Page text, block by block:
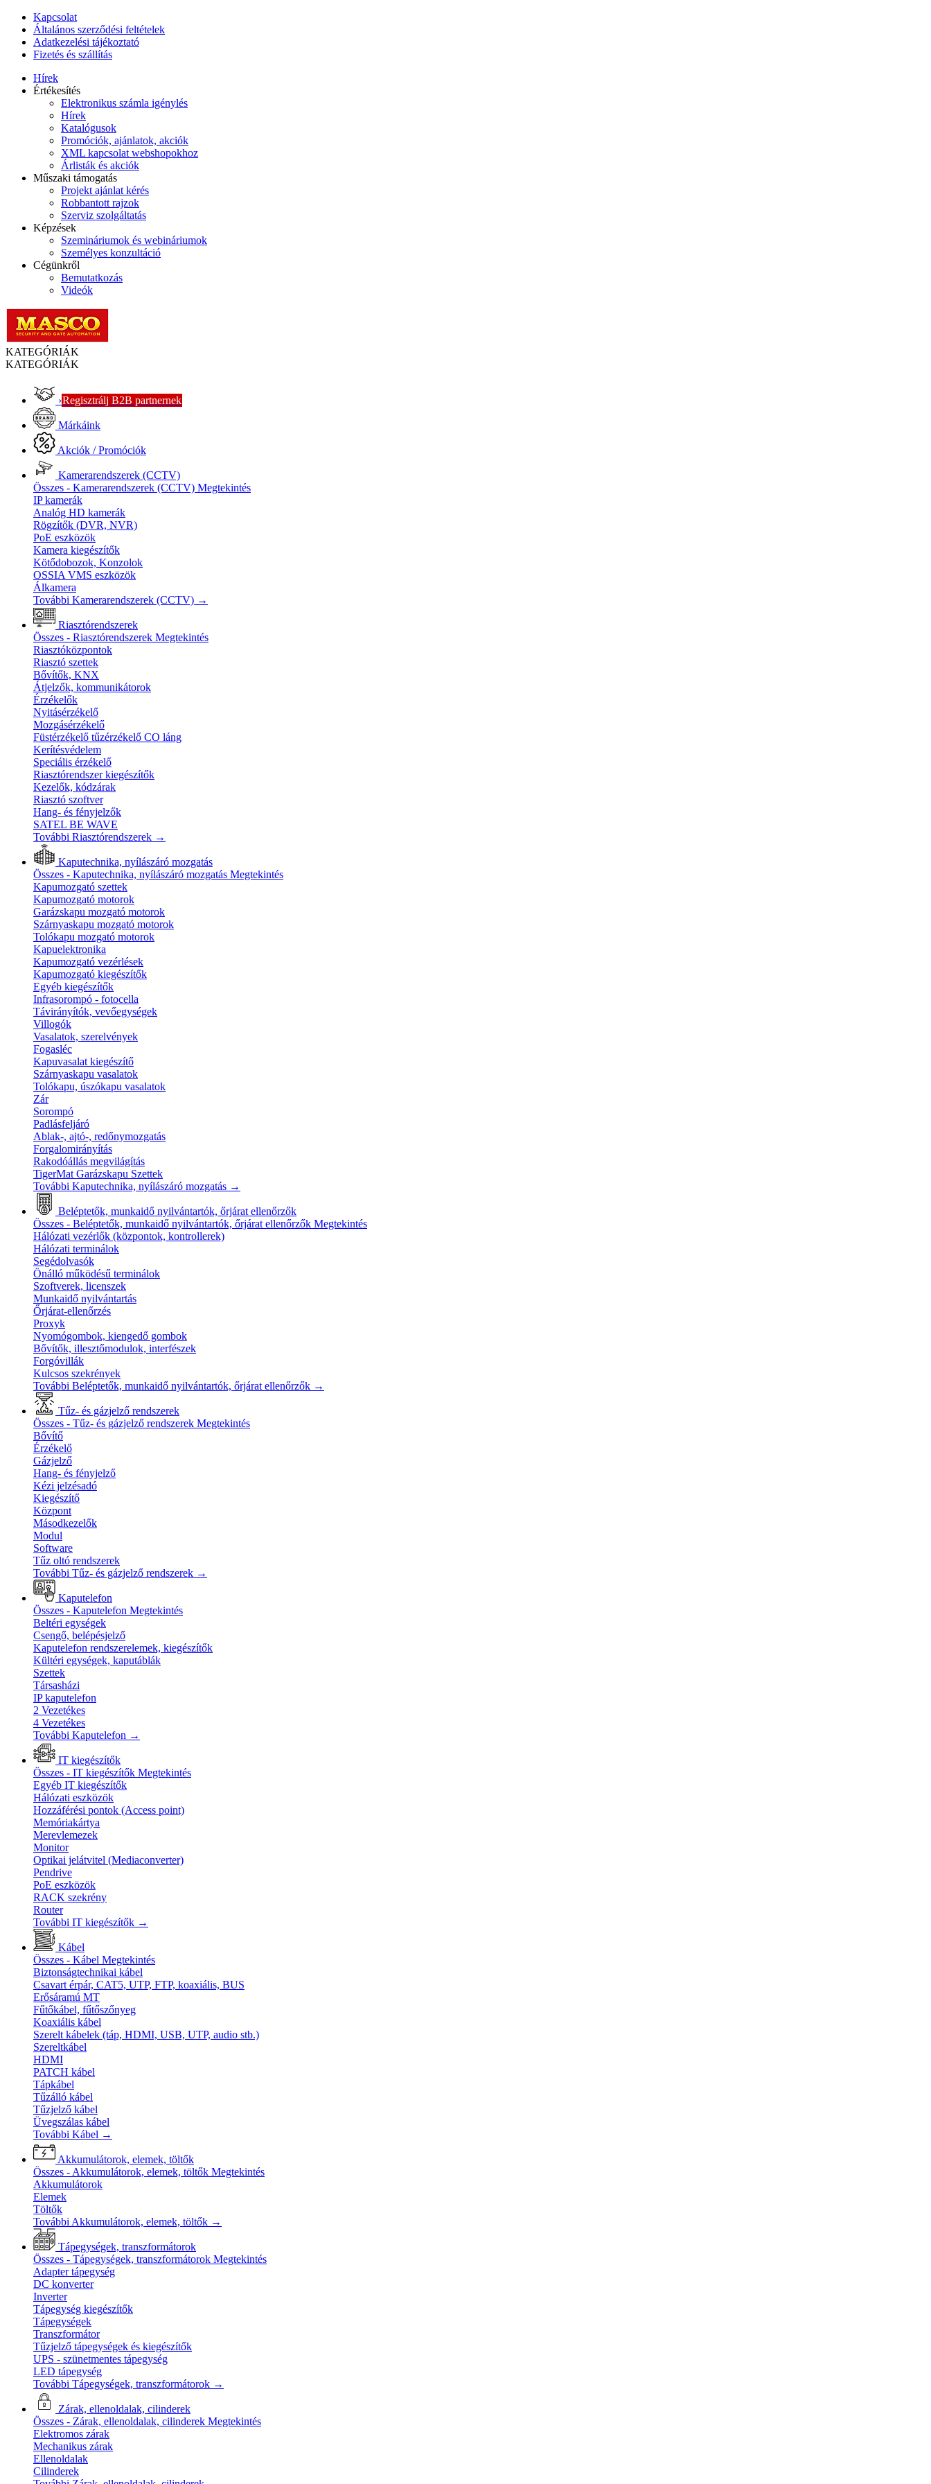
Kapcsolat
Általános szerződési feltételek
Adatkezelési tájékoztató
Fizetés és szállítás
Hírek
Értékesítés
Elektronikus számla igénylés
Hírek
Katalógusok
Promóciók, ajánlatok, akciók
XML kapcsolat webshopokhoz
Árlisták és akciók
Műszaki támogatás
Projekt ajánlat kérés
Robbantott rajzok
Szerviz szolgáltatás
Képzések
Szemináriumok és webináriumok
Személyes konzultáció
Cégünkről
Bemutatkozás
Videók
KATEGÓRIÁK
KATEGÓRIÁK
›Regisztrálj B2B partnernek
Márkáink
Akciók / Promóciók
Kamerarendszerek (CCTV)
Összes - Kamerarendszerek (CCTV) Megtekintés
IP kamerák
Analóg HD kamerák
Rögzítők (DVR, NVR)
PoE eszközök
Kamera kiegészítők
Kötődobozok, Konzolok
OSSIA VMS eszközök
Álkamera
További Kamerarendszerek (CCTV) →
Riasztórendszerek
Összes - Riasztórendszerek Megtekintés
Riasztóközpontok
Riasztó szettek
Bővítők, KNX
Átjelzők, kommunikátorok
Érzékelők
Nyitásérzékelő
Mozgásérzékelő
Füstérzékelő tűzérzékelő CO láng
Kerítésvédelem
Speciális érzékelő
Riasztórendszer kiegészítők
Kezelők, kódzárak
Riasztó szoftver
Hang- és fényjelzők
SATEL BE WAVE
További Riasztórendszerek →
Kaputechnika, nyílászáró mozgatás
Összes - Kaputechnika, nyílászáró mozgatás Megtekintés
Kapumozgató szettek
Kapumozgató motorok
Garázskapu mozgató motorok
Szárnyaskapu mozgató motorok
Tolókapu mozgató motorok
Kapuelektronika
Kapumozgató vezérlések
Kapumozgató kiegészítők
Egyéb kiegészítők
Infrasorompó - fotocella
Távirányítók, vevőegységek
Villogók
Vasalatok, szerelvények
Fogasléc
Kapuvasalat kiegészítő
Szárnyaskapu vasalatok
Tolókapu, úszókapu vasalatok
Zár
Sorompó
Padlásfeljáró
Ablak-, ajtó-, redőnymozgatás
Forgalomirányítás
Rakodóállás megvilágítás
TigerMat Garázskapu Szettek
További Kaputechnika, nyílászáró mozgatás →
Beléptetők, munkaidő nyilvántartók, őrjárat ellenőrzők
Összes - Beléptetők, munkaidő nyilvántartók, őrjárat ellenőrzők Megtekintés
Hálózati vezérlők (központok, kontrollerek)
Hálózati terminálok
Segédolvasók
Önálló működésű terminálok
Szoftverek, licenszek
Munkaidő nyilvántartás
Őrjárat-ellenőrzés
Proxyk
Nyomógombok, kiengedő gombok
Bővítők, illesztőmodulok, interfészek
Forgóvillák
Kulcsos szekrények
További Beléptetők, munkaidő nyilvántartók, őrjárat ellenőrzők →
Tűz- és gázjelző rendszerek
Összes - Tűz- és gázjelző rendszerek Megtekintés
Bővítő
Érzékelő
Gázjelző
Hang- és fényjelző
Kézi jelzésadó
Kiegészítő
Központ
Másodkezelők
Modul
Software
Tűz oltó rendszerek
További Tűz- és gázjelző rendszerek →
Kaputelefon
Összes - Kaputelefon Megtekintés
Beltéri egységek
Csengő, belépésjelző
Kaputelefon rendszerelemek, kiegészítők
Kültéri egységek, kaputáblák
Szettek
Társasházi
IP kaputelefon
2 Vezetékes
4 Vezetékes
További Kaputelefon →
IT kiegészítők
Összes - IT kiegészítők Megtekintés
Egyéb IT kiegészítők
Hálózati eszközök
Hozzáférési pontok (Access point)
Memóriakártya
Merevlemezek
Monitor
Optikai jelátvitel (Mediaconverter)
Pendrive
PoE eszközök
RACK szekrény
Router
További IT kiegészítők →
Kábel
Összes - Kábel Megtekintés
Biztonságtechnikai kábel
Csavart érpár, CAT5, UTP, FTP, koaxiális, BUS
Erősáramú MT
Fűtőkábel, fűtőszőnyeg
Koaxiális kábel
Szerelt kábelek (táp, HDMI, USB, UTP, audio stb.)
Szereltkábel
HDMI
PATCH kábel
Tápkábel
Tűzálló kábel
Tűzjelző kábel
Üvegszálas kábel
További Kábel →
Akkumulátorok, elemek, töltők
Összes - Akkumulátorok, elemek, töltők Megtekintés
Akkumulátorok
Elemek
Töltők
További Akkumulátorok, elemek, töltők →
Tápegységek, transzformátorok
Összes - Tápegységek, transzformátorok Megtekintés
Adapter tápegység
DC konverter
Inverter
Tápegység kiegészítők
Tápegységek
Transzformátor
Tűzjelző tápegységek és kiegészítők
UPS - szünetmentes tápegység
LED tápegység
További Tápegységek, transzformátorok →
Zárak, ellenoldalak, cilinderek
Összes - Zárak, ellenoldalak, cilinderek Megtekintés
Elektromos zárak
Mechanikus zárak
Ellenoldalak
Cilinderek